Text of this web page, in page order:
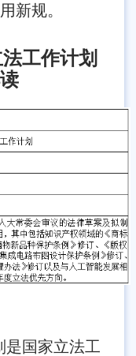
新规。
工作计划
是国家立法工